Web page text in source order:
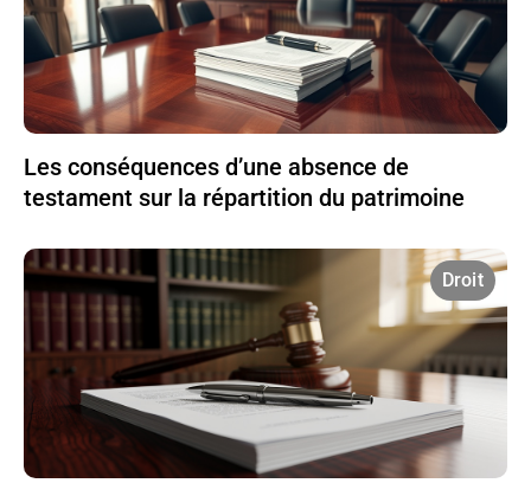
Les conséquences d’une absence de
testament sur la répartition du patrimoine
Droit